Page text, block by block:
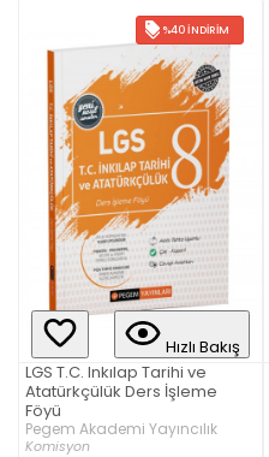
%40 İNDIRIM
Hızlı Bakış
LGS T.C. Inkılap Tarihi ve
Atatürkçülük Ders İşleme
Föyü
Pegem Akademi Yayıncılık
Komisyon